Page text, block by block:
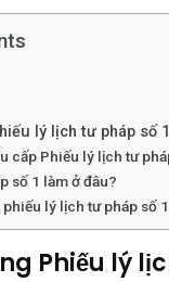
lý lịch tư pháp số
cấp Phiếu lý lịch tư
số 1 làm ở đâu?
lý lịch tư pháp số
Phiếu lý